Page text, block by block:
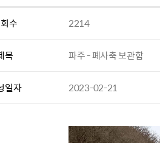
수 2214
목 파주 - 폐사축 보관함
일자 2023-02-21